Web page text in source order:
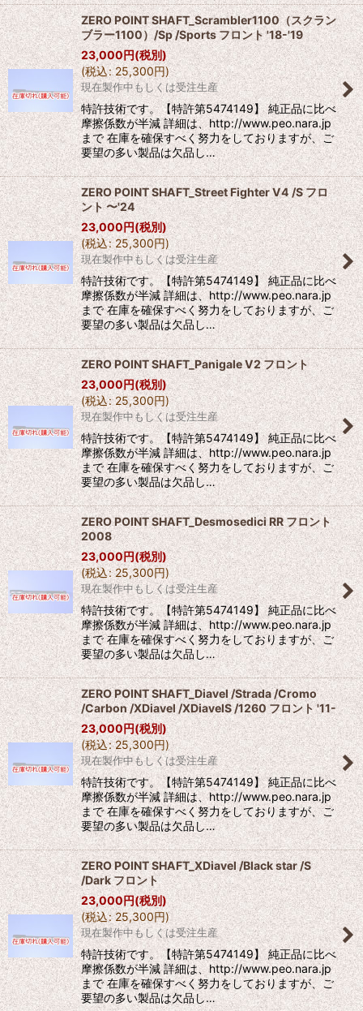
ZERO POINT SHAFT_Scrambler1100（スクラン
ブラー1100）/Sp /Sports フロント '18-'19
23,000円(税別)
(税込: 25,300円)
現在製作中もしくは受注生産
特許技術です。【特許第5474149】 純正品に比べ
摩擦係数が半減 詳細は、http://www.peo.nara.jp
まで 在庫を確保すべく努力をしておりますが、ご
要望の多い製品は欠品し…
ZERO POINT SHAFT_Street Fighter V4 /S フロ
ント 〜'24
23,000円(税別)
(税込: 25,300円)
現在製作中もしくは受注生産
特許技術です。【特許第5474149】 純正品に比べ
摩擦係数が半減 詳細は、http://www.peo.nara.jp
まで 在庫を確保すべく努力をしておりますが、ご
要望の多い製品は欠品し…
ZERO POINT SHAFT_Panigale V2 フロント
23,000円(税別)
(税込: 25,300円)
現在製作中もしくは受注生産
特許技術です。【特許第5474149】 純正品に比べ
摩擦係数が半減 詳細は、http://www.peo.nara.jp
まで 在庫を確保すべく努力をしておりますが、ご
要望の多い製品は欠品し…
ZERO POINT SHAFT_Desmosedici RR フロント
2008
23,000円(税別)
(税込: 25,300円)
現在製作中もしくは受注生産
特許技術です。【特許第5474149】 純正品に比べ
摩擦係数が半減 詳細は、http://www.peo.nara.jp
まで 在庫を確保すべく努力をしておりますが、ご
要望の多い製品は欠品し…
ZERO POINT SHAFT_Diavel /Strada /Cromo
/Carbon /XDiavel /XDiavelS /1260 フロント '11-
23,000円(税別)
(税込: 25,300円)
現在製作中もしくは受注生産
特許技術です。【特許第5474149】 純正品に比べ
摩擦係数が半減 詳細は、http://www.peo.nara.jp
まで 在庫を確保すべく努力をしておりますが、ご
要望の多い製品は欠品し…
ZERO POINT SHAFT_XDiavel /Black star /S
/Dark フロント
23,000円(税別)
(税込: 25,300円)
現在製作中もしくは受注生産
特許技術です。【特許第5474149】 純正品に比べ
摩擦係数が半減 詳細は、http://www.peo.nara.jp
まで 在庫を確保すべく努力をしておりますが、ご
要望の多い製品は欠品し…